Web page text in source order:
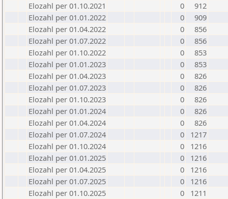
Elozahl per 01.10.2021
0
912
Elozahl per 01.01.2022
0
909
Elozahl per 01.04.2022
0
856
Elozahl per 01.07.2022
0
856
Elozahl per 01.10.2022
0
853
Elozahl per 01.01.2023
0
853
Elozahl per 01.04.2023
0
826
Elozahl per 01.07.2023
0
826
Elozahl per 01.10.2023
0
826
Elozahl per 01.01.2024
0
826
Elozahl per 01.04.2024
0
826
Elozahl per 01.07.2024
0
1217
Elozahl per 01.10.2024
0
1216
Elozahl per 01.01.2025
0
1216
Elozahl per 01.04.2025
0
1216
Elozahl per 01.07.2025
0
1216
Elozahl per 01.10.2025
0
1211